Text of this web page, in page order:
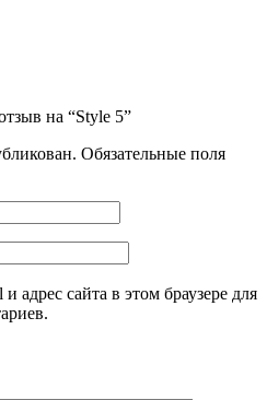
на “Style 5”
Обязательные поля
адрес сайта в этом браузере для